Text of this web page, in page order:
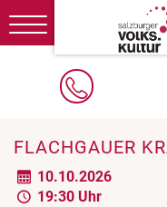
Toggle
navigation
FLACHGAUER
10.10.2026
19:30 Uhr